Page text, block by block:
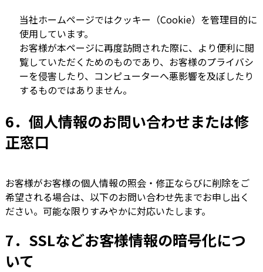
当社ホームページではクッキー（Cookie）を管理目的に
使用しています。
お客様が本ページに再度訪問された際に、より便利に閲
覧していただくためのものであり、お客様のプライバシ
ーを侵害したり、コンピューターへ悪影響を及ぼしたり
するものではありません。
6．個人情報のお問い合わせまたは修
正窓口
お客様がお客様の個人情報の照会・修正ならびに削除をご
希望される場合は、以下のお問い合わせ先までお申し出く
ださい。可能な限りすみやかに対応いたします。
7．SSLなどお客様情報の暗号化につ
いて